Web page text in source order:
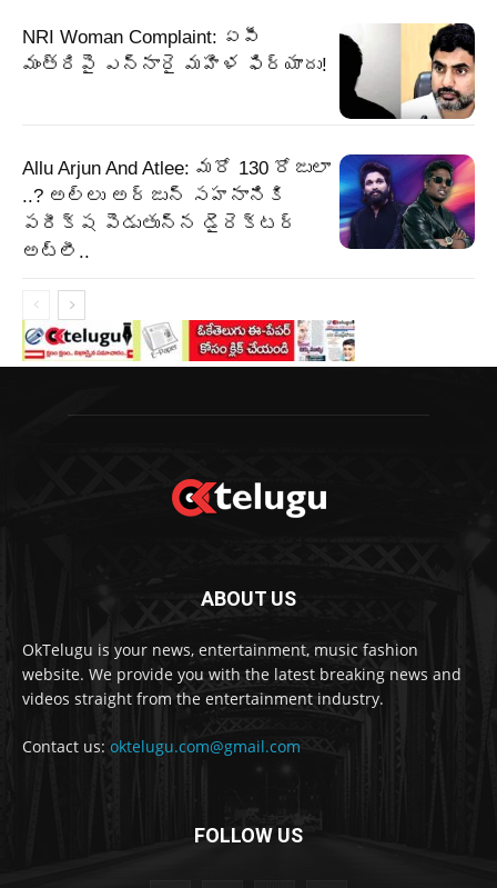
NRI Woman Complaint: ఏపీ
మంత్రిపై ఎన్నారై మహిళ ఫిర్యాదు!
Allu Arjun And Atlee: మరో 130 రోజులా
..? అల్లు అర్జున్ సహనానికి
పరీక్ష పెడుతున్న డైరెక్టర్
అట్లీ..
ABOUT US
OkTelugu is your news, entertainment, music fashion
website. We provide you with the latest breaking news and
videos straight from the entertainment industry.
Contact us: oktelugu.com@gmail.com
FOLLOW US